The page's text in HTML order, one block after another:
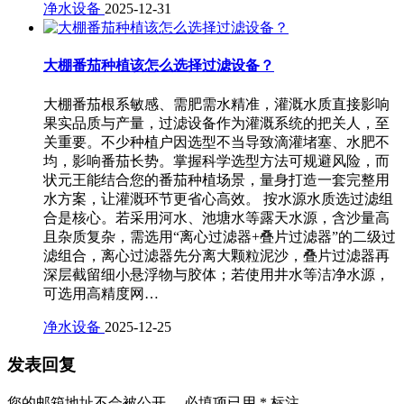
净水设备 2025-12-31
大棚番茄种植该怎么选择过滤设备？
大棚番茄根系敏感、需肥需水精准，灌溉水质直接影响
果实品质与产量，过滤设备作为灌溉系统的把关人，至
关重要。不少种植户因选型不当导致滴灌堵塞、水肥不
均，影响番茄长势。掌握科学选型方法可规避风险，而
状元王能结合您的番茄种植场景，量身打造一套完整用
水方案，让灌溉环节更省心高效。 按水源水质选过滤组
合是核心。若采用河水、池塘水等露天水源，含沙量高
且杂质复杂，需选用“离心过滤器+叠片过滤器”的二级过
滤组合，离心过滤器先分离大颗粒泥沙，叠片过滤器再
深层截留细小悬浮物与胶体；若使用井水等洁净水源，
可选用高精度网…
净水设备 2025-12-25
发表回复